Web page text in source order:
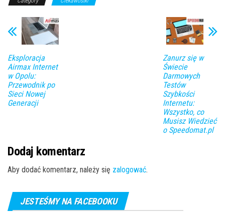
Eksploracja
Airmax Internet
w Opolu:
Przewodnik po
Sieci Nowej
Generacji
Zanurz się w
Świecie
Darmowych
Testów
Szybkości
Internetu:
Wszystko, co
Musisz Wiedzieć
o Speedomat.pl
Dodaj komentarz
Aby dodać komentarz, należy się zalogować.
JESTEŚMY NA FACEBOOKU